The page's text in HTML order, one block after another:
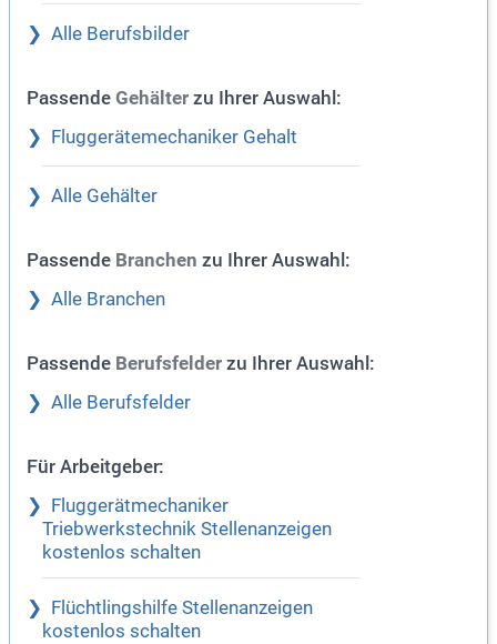
Alle Berufsbilder
Passende Gehälter zu Ihrer Auswahl:
Fluggerätemechaniker Gehalt
Alle Gehälter
Passende Branchen zu Ihrer Auswahl:
Alle Branchen
Passende Berufsfelder zu Ihrer Auswahl:
Alle Berufsfelder
Für Arbeitgeber:
Fluggerätmechaniker
Triebwerkstechnik Stellenanzeigen
kostenlos schalten
Flüchtlingshilfe Stellenanzeigen
kostenlos schalten